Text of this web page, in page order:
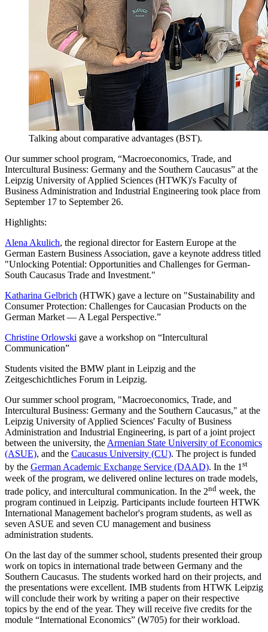
Talking about comparative advantages (BST).
Our summer school program, “Macroeconomics, Trade, and
Intercultural Business: Germany and the Southern Caucasus” at the
Leipzig University of Applied Sciences (HTWK)'s Faculty of
Business Administration and Industrial Engineering took place from
September 17 to September 26.
Highlights:
Alena Akulich, the regional director for Eastern Europe at the
German Eastern Business Association, gave a keynote address titled
"Unlocking Potential: Opportunities and Challenges for German-
South Caucasus Trade and Investment."
Katharina Gelbrich (HTWK) gave a lecture on "Sustainability and
Consumer Protection: Challenges for Caucasian Products on the
German Market — A Legal Perspective.”
Christine Orlowski gave a workshop on “Intercultural
Communication”
Students visited the BMW plant in Leipzig and the
Zeitgeschichtliches Forum in Leipzig.
Our summer school program, "Macroeconomics, Trade, and
Intercultural Business: Germany and the Southern Caucasus," at the
Leipzig University of Applied Sciences' Faculty of Business
Administration and Industrial Engineering, is part of a joint project
between the university, the Armenian State University of Economics
(ASUE), and the Caucasus University (CU). The project is funded
by the German Academic Exchange Service (DAAD). In the 1st
week of the program, we delivered online lectures on trade models,
trade policy, and intercultural communication. In the 2nd week, the
program continued in Leipzig. Participants include fourteen HTWK
International Management bachelor's program students, as well as
seven ASUE and seven CU management and business
administration students.
On the last day of the summer school, students presented their group
work on topics in international trade between Germany and the
Southern Caucasus. The students worked hard on their projects, and
the presentations were excellent. IMB students from HTWK Leipzig
will conclude their work by writing a paper on their respective
topics by the end of the year. They will receive five credits for the
module “International Economics” (W705) for their workload.